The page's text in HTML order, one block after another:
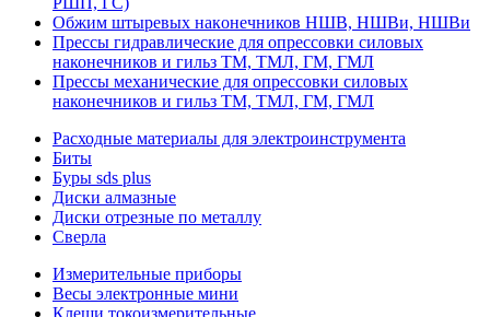
Обжим штыревых наконечников НШВ, НШВи, НШВи
Прессы гидравлические для опрессовки силовых
наконечников и гильз ТМ, ТМЛ, ГМ, ГМЛ
Прессы механические для опрессовки силовых
наконечников и гильз ТМ, ТМЛ, ГМ, ГМЛ
Расходные материалы для электроинструмента
Биты
Буры sds plus
Диски алмазные
Диски отрезные по металлу
Сверла
Измерительные приборы
Весы электронные мини
Клещи токоизмерительные